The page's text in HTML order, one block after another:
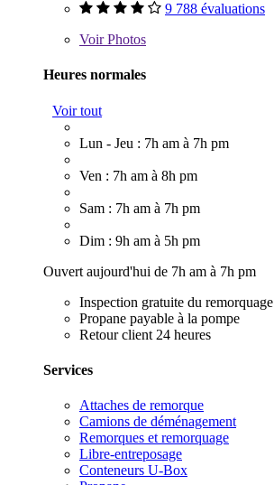
9 788 évaluations
VoirPhotos
Heures normales
Voir tout
Lun - Jeu : 7h am à 7h pm
Ven : 7h am à 8h pm
Sam : 7h am à 7h pm
Dim : 9h am à 5h pm
Ouvert aujourd'hui de 7h am à 7h pm
Inspection gratuite du remorquage
Propane payable à la pompe
Retour client 24 heures
Services
Attaches de remorque
Camions de déménagement
Remorques et remorquage
Libre-entreposage
Conteneurs U-Box